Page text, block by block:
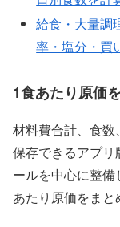
給食・大量調
率・塩分・買
1食あたり原価
材料費合計、食
保存できるアプ
ールを中心に整
あたり原価をまと